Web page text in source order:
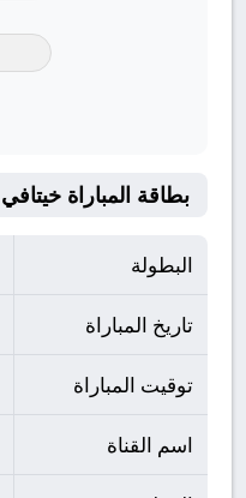
بطاقة المباراة خيتافي Vs سيلتا فيجو
البطولة
تاريخ المباراة
توقيت المباراة
اسم القناة